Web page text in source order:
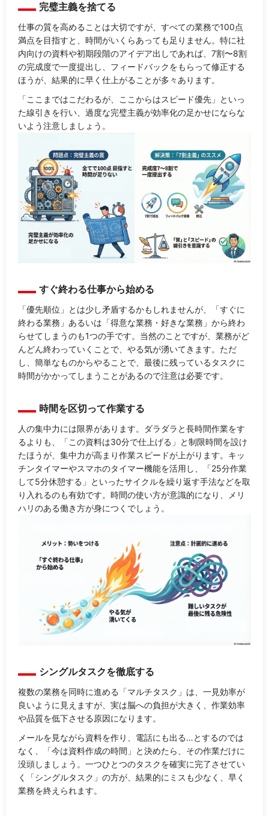
完璧主義を捨てる
仕事の質を高めることは大切ですが、すべての業務で100点
満点を目指すと、時間がいくらあっても足りません。特に社
内向けの資料や初期段階のアイデア出しであれば、7割〜8割
の完成度で一度提出し、フィードバックをもらって修正する
ほうが、結果的に早く仕上がることが多々あります。
「ここまではこだわるが、ここからはスピード優先」といっ
た線引きを行い、過度な完璧主義が効率化の足かせにならな
いよう注意しましょう。
すぐ終わる仕事から始める
「優先順位」とは少し矛盾するかもしれませんが、「すぐに
終わる業務」あるいは「得意な業務・好きな業務」から終わ
らせてしまうのも1つの手です。当然のことですが、業務がど
んどん終わっていくことで、やる気が湧いてきます。ただ
し、簡単なものからやることで、最後に残っているタスクに
時間がかかってしまうことがあるので注意は必要です。
時間を区切って作業する
人の集中力には限界があります。ダラダラと長時間作業をす
るよりも、「この資料は30分で仕上げる」と制限時間を設け
たほうが、集中力が高まり作業スピードが上がります。キッ
チンタイマーやスマホのタイマー機能を活用し、「25分作業
して5分休憩する」といったサイクルを繰り返す手法などを取
り入れるのも有効です。時間の使い方が意識的になり、メリ
ハリのある働き方が身につくでしょう。
シングルタスクを徹底する
複数の業務を同時に進める「マルチタスク」は、一見効率が
良いように見えますが、実は脳への負担が大きく、作業効率
や品質を低下させる原因になります。
メールを見ながら資料を作り、電話にも出る…とするのでは
なく、「今は資料作成の時間」と決めたら、その作業だけに
没頭しましょう。一つひとつのタスクを確実に完了させてい
く「シングルタスク」の方が、結果的にミスも少なく、早く
業務を終えられます。